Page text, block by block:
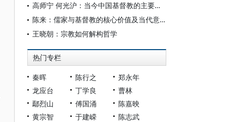
高师宁 何光沪：当今中国基督教的主要问题与解决设想
陈来：儒家与基督教的核心价值及当代意义
王晓朝：宗教如何解构哲学
热门专栏
秦晖 陈行之
郑永年
龙应台
丁学良
曹林
鄢烈山
傅国涌
陈嘉映
黄宗智
于建嵘
陈志武